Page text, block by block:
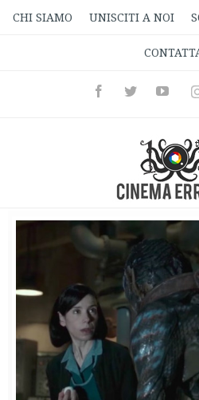
CHI SIAMO UNISCITI A NOI
FacebookTwitter